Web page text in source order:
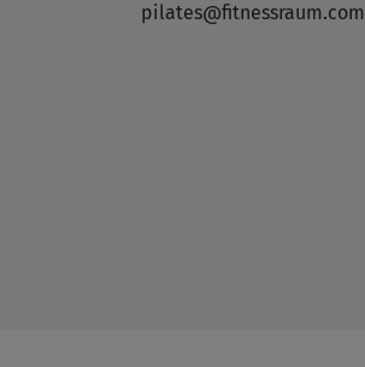
pilates@fitnessraum.com